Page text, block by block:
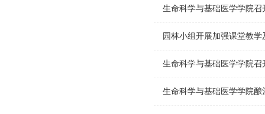
生命科学与基础医学学院
园林小组开展加强课堂教
生命科学与基础医学学院召
生命科学与基础医学学院